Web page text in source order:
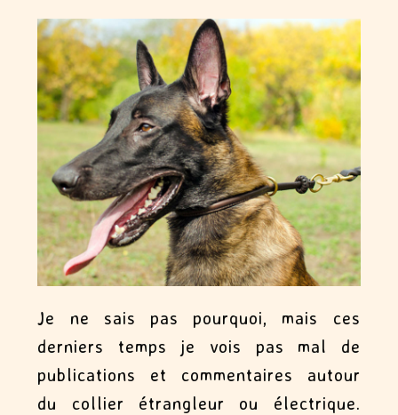
Je ne sais pas pourquoi, mais ces
derniers temps je vois pas mal de
publications et commentaires autour
du collier étrangleur ou électrique.